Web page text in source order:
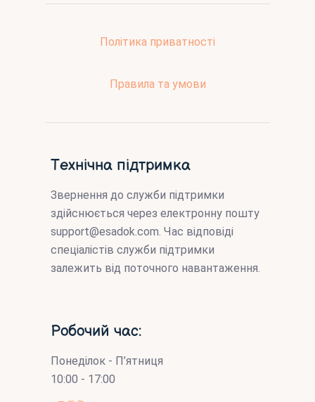
Політика приватності
Правила та умови
Технічна підтримка
Звернення до служби підтримки
здійснюється через електронну пошту
support@esadok.com . Час відповіді
спеціалістів служби підтримки
залежить від поточного навантаження.
Робочий час:
Понеділок - П’ятниця
10:00 - 17:00